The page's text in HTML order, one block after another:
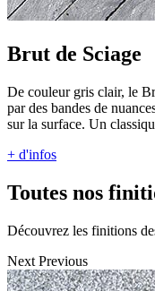
Brut de Sciage
De couleur gris clair, le
par des bandes de
sur la surface. Un
+ d'infos
Toutes nos
Découvrez les finitions
Next Previous